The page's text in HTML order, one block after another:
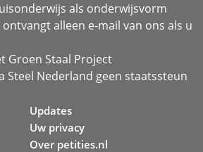
als onderwijsvorm
ontvangt alleen e-mail van ons als u
Groen Staal Project
Steel Nederland geen staatssteun
Updates
Uw privacy
Over petities.nl